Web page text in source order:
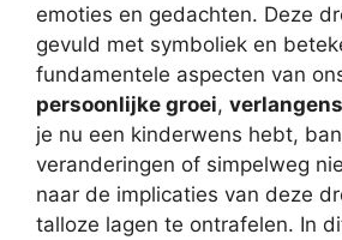
emoties en gedachten. Deze
gevuld met symboliek en
fundamentele aspecten van
persoonlijke groei, verlangens
je nu een kinderwens hebt,
veranderingen of simpelweg
naar de implicaties van deze
talloze lagen te ontrafelen. In